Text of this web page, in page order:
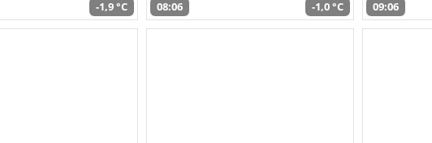
-1,9 °C 08:06 -1,0 °C 09:06